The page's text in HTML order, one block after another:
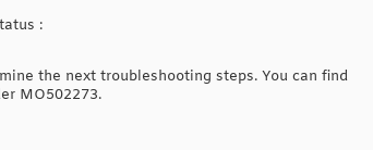
:
the next troubleshooting steps. You can find
MO502273.